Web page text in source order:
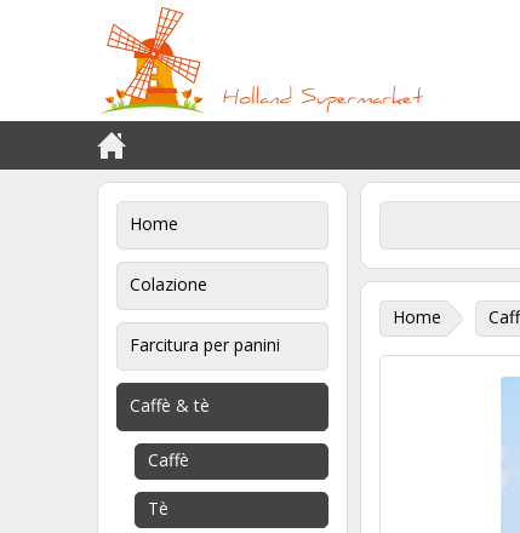
Home
Colazione
Farcitura per panini
Caffè & tè
Caffè
Tè
Home